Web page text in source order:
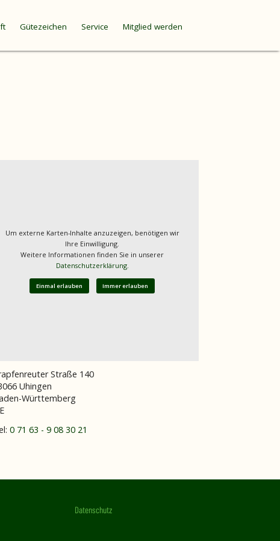
Gütezeichen Service
Mitglied werden
Um externe Karten-Inhalte anzuzeigen, benötigen wir
Ihre Einwilligung.
Weitere Informationen finden Sie in unserer
Datenschutzerklärung.
Einmal erlauben Immer erlauben
Straße 140
Uhingen
Württemberg
0 71 63 - 9 08 30 21
Datenschutz